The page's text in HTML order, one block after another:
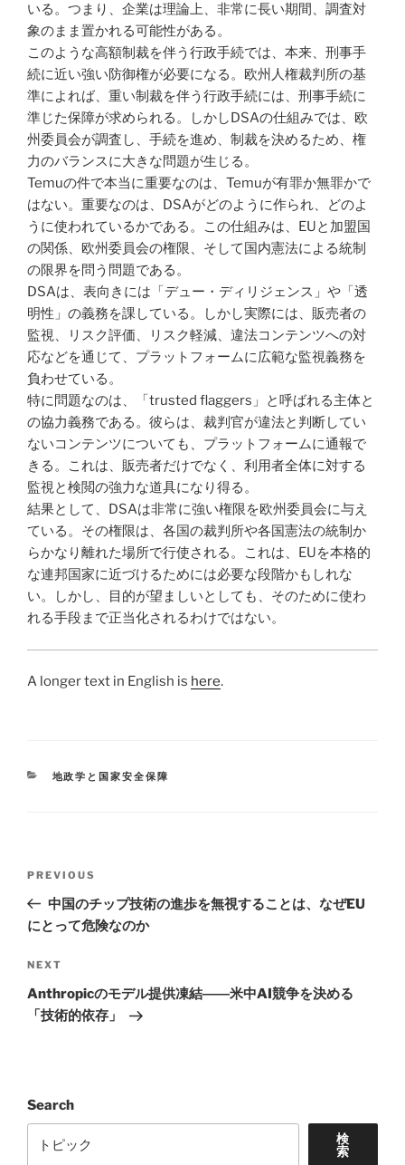
いる。つまり、企業は理論上、非常に長い期間、調査対
象のまま置かれる可能性がある。
このような高額制裁を伴う行政手続では、本来、刑事手
続に近い強い防御権が必要になる。欧州人権裁判所の基
準によれば、重い制裁を伴う行政手続には、刑事手続に
準じた保障が求められる。しかしDSAの仕組みでは、欧
州委員会が調査し、手続を進め、制裁を決めるため、権
力のバランスに大きな問題が生じる。
Temuの件で本当に重要なのは、Temuが有罪か無罪かで
はない。重要なのは、DSAがどのように作られ、どのよ
うに使われているかである。この仕組みは、EUと加盟国
の関係、欧州委員会の権限、そして国内憲法による統制
の限界を問う問題である。
DSAは、表向きには「デュー・ディリジェンス」や「透
明性」の義務を課している。しかし実際には、販売者の
監視、リスク評価、リスク軽減、違法コンテンツへの対
応などを通じて、プラットフォームに広範な監視義務を
負わせている。
特に問題なのは、「trusted flaggers」と呼ばれる主体と
の協力義務である。彼らは、裁判官が違法と判断してい
ないコンテンツについても、プラットフォームに通報で
きる。これは、販売者だけでなく、利用者全体に対する
監視と検閲の強力な道具になり得る。
結果として、DSAは非常に強い権限を欧州委員会に与え
ている。その権限は、各国の裁判所や各国憲法の統制か
らかなり離れた場所で行使される。これは、EUを本格的
な連邦国家に近づけるためには必要な段階かもしれな
い。しかし、目的が望ましいとしても、そのために使わ
れる手段まで正当化されるわけではない。
A longer text in English is here.
CATEGORIES
地政学と国家安全保障
Previous
Post
PREVIOUS
中国のチップ技術の進歩を無視することは、なぜEU
にとって危険なのか
Next
Post
NEXT
Anthropicのモデル提供凍結――米中AI競争を決める
「技術的依存」
Search
検
索